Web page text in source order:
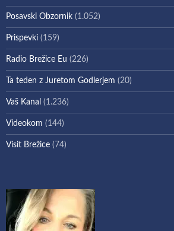
Posavski Obzornik (1.052)
Prispevki (159)
Radio Brežice Eu (226)
Ta teden z Juretom Godlerjem (20)
Vaš Kanal (1.236)
Videokom (144)
Visit Brežice (74)